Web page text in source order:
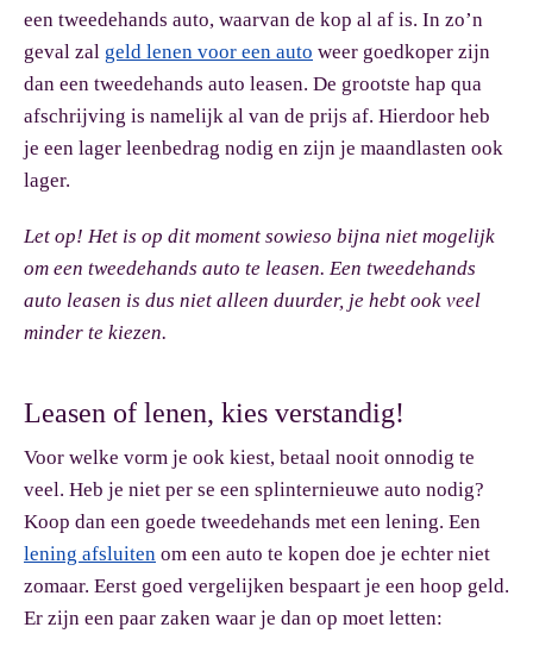
een tweedehands auto, waarvan de kop al af is. In zo’n
geval zal geld lenen voor een auto weer goedkoper zijn
dan een tweedehands auto leasen. De grootste hap qua
afschrijving is namelijk al van de prijs af. Hierdoor heb
je een lager leenbedrag nodig en zijn je maandlasten ook
lager.
Let op! Het is op dit moment sowieso bijna niet mogelijk
om een tweedehands auto te leasen. Een tweedehands
auto leasen is dus niet alleen duurder, je hebt ook veel
minder te kiezen.
Leasen of lenen, kies verstandig!
Voor welke vorm je ook kiest, betaal nooit onnodig te
veel. Heb je niet per se een splinternieuwe auto nodig?
Koop dan een goede tweedehands met een lening. Een
lening afsluiten om een auto te kopen doe je echter niet
zomaar. Eerst goed vergelijken bespaart je een hoop geld.
Er zijn een paar zaken waar je dan op moet letten: